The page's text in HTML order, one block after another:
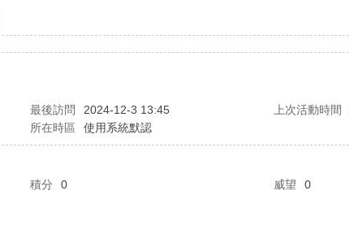
最後訪問 2024-12-3 13:45 上次活動時間
所在時區 使用系統默認
積分 0 威望
0